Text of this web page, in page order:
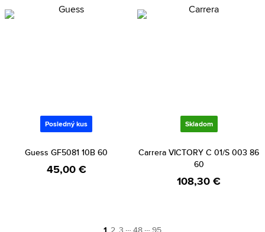
Posledný kus
Guess GF5081 10B 60
45,00 €
Skladom
Carrera VICTORY C 01/S 003 86
60
108,30 €
1 2 3 … 48 … 95